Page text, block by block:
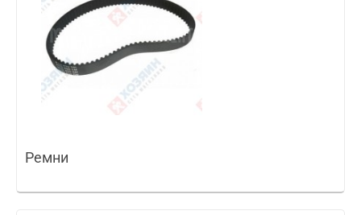
Ремни